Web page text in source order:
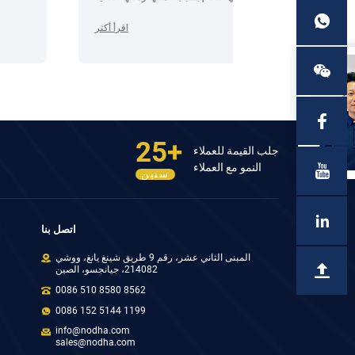
اقرأ أكثر
25+
سنين
جلب القيمة للعملاء
النمو مع العملاء
اتصل بنا
المبنى الثاني عشر، رقم 9 طريق شينغ يانغ، ووشي
214082، جيانجسو، الصين
0086 510 8580 8562
0086 152 5144 1199
info@nodha.com
sales@nodha.com